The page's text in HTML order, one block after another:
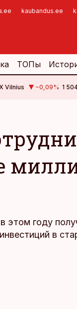
kaubandus.ee
ТОПы
Vilnius −0,09% 1
этом году
в